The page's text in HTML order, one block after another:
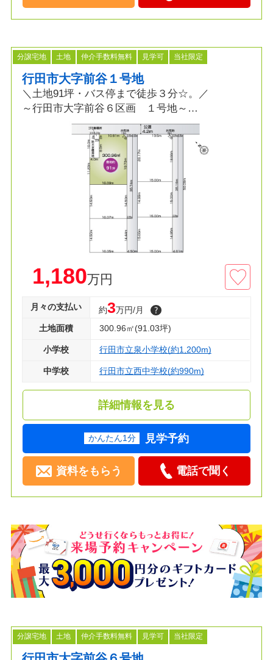
分譲宅地 土地 仲介手数料無料 見学可 当社限定
行田市大字前谷１号地
＼土地91坪・バス停まで徒歩３分☆。／
～行田市大字前谷６区画 １号地～
≫ポイント
■土地90坪以上角地
■本下水エリア
■ＪＲ高崎線利用エリア
■フルオーダー・セミオーダー可
□バス停 徒歩３分
□総合病院 徒歩７分
□ファミマ 徒歩11分
□保育園 徒歩13分
◇建築条件付き売地です♪
◇資料請求・見学のご予約等お気軽にお問い合わ
1,180万円
月々の支払い 約3万円/月
土地面積 300.96㎡(91.03坪)
小学校 行田市立泉小学校(約1,200m)
中学校 行田市立西中学校(約990m)
詳細情報を見る
かんたん1分 見学予約
資料をもらう 電話で聞く
分譲宅地 土地 仲介手数料無料 見学可 当社限定